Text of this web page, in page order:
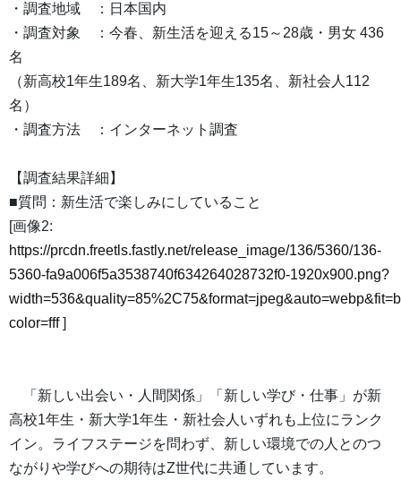
・調査地域 ：日本国内
・調査対象 ：今春、新生活を迎える15～28歳・男女 436
名
（新高校1年生189名、新大学1年生135名、新社会人112
名）
・調査方法 ：インターネット調査
【調査結果詳細】
■質問：新生活で楽しみにしていること
[画像2:
https://prcdn.freetls.fastly.net/release_image/136/5360/136-
5360-fa9a006f5a3538740f634264028732f0-1920x900.png?
color=fff]
「新しい出会い・人間関係」「新しい学び・仕事」が新
高校1年生・新大学1年生・新社会人いずれも上位にランク
イン。ライフステージを問わず、新しい環境での人とのつ
ながりや学びへの期待はZ世代に共通しています。